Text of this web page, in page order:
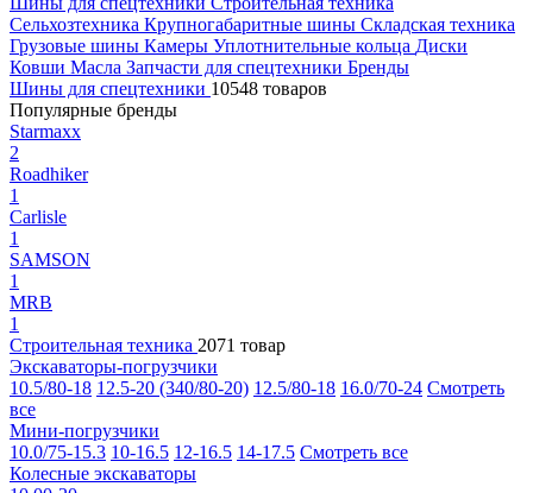
Сельхозтехника Крупногабаритные шины Складская техника
Грузовые шины Камеры Уплотнительные кольца Диски
Ковши Масла Запчасти для спецтехники Бренды
Шины для спецтехники 10548 товаров
Популярные бренды
Starmaxx
2
Roadhiker
1
Carlisle
1
SAMSON
1
MRB
1
Строительная техника 2071 товар
Экскаваторы-погрузчики
10.5/80-18 12.5-20 (340/80-20) 12.5/80-18 16.0/70-24 Смотреть
все
Мини-погрузчики
10.0/75-15.3 10-16.5 12-16.5 14-17.5 Смотреть все
Колесные экскаваторы